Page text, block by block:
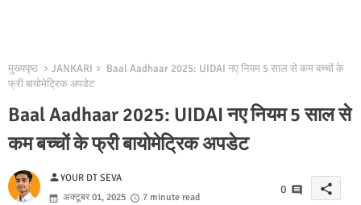
मुख्यपृष्ठ JANKARI
Baal Aadhaar 2025: UIDAI नए नियम 5 साल से कम बच्चों के
फ्री बायोमेट्रिक अपडेट
Baal Aadhaar 2025: UIDAI नए नियम 5 साल से
कम बच्चों के फ्री बायोमेट्रिक अपडेट
personYOUR DT SEVA
अक्टूबर 01, 2025
7 minute read
0 share